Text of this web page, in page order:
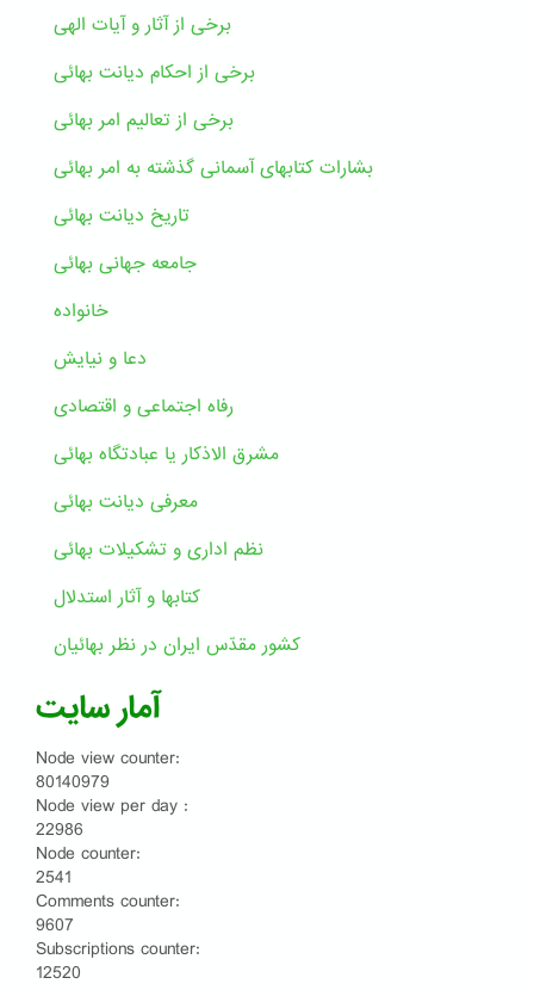
برخی از آثار و آیات الهی
برخی از احکام دیانت بهائی
برخی از تعالیم امر بهائی
بشارات کتابهای آسمانی گذشته به امر بهائی
تاریخ دیانت بهائی
جامعه جهانی بهائی
خانواده
دعا و نیایش
رفاه اجتماعی و اقتصادی
مشرق الاذکار یا عبادتگاه بهائی
معرفی دیانت بهائی
نظم اداری و تشکیلات بهائی
کتابها و آثار استدلال
کشور مقدّس ایران در نظر بهائیان
آمار سایت
Node view counter:
80140979
Node view per day :
22986
Node counter:
2541
Comments counter:
9607
Subscriptions counter:
12520